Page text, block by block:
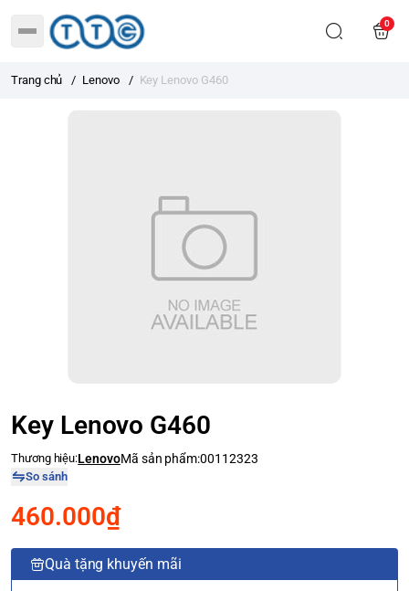
0
Trang chủ / Lenovo / Key Lenovo G460
Key Lenovo G460
Thương hiệu:LenovoMã sản phẩm:00112323
So sánh
460.000₫
Quà tặng khuyến mãi